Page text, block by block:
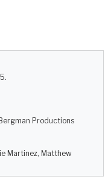
Productions
Martinez, Matthew